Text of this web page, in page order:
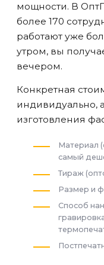
мощности. В
более 170
работают уже
утром, вы
вечером.
Конкретная
индивидуально,
изготовления
Материал
самый
Тираж
Размер и
Способ